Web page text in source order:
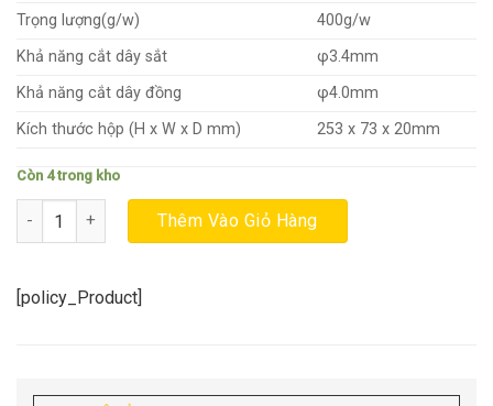
Trọng lượng(g/w)
400g/w
Khả năng cắt dây sắt
φ3.4mm
Khả năng cắt dây đồng
φ4.0mm
Kích thước hộp (H x W x D mm)
253 x 73 x 20mm
Còn 4 trong kho
Kìm cắt cách điện Fujiya 1050Z-200 số lượng
Thêm Vào Giỏ Hàng
[policy_Product]